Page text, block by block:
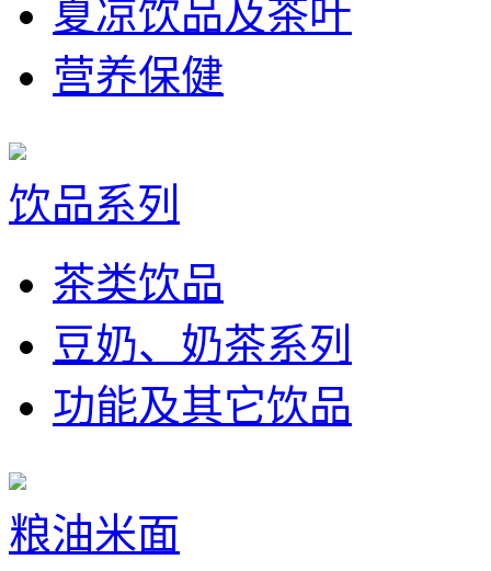
夏凉饮品及茶叶
营养保健
饮品系列
茶类饮品
豆奶、奶茶系列
功能及其它饮品
粮油米面